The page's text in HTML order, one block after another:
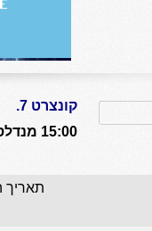
קונצרט 7.
15:00 מנדלסון ברהמס דבוז’אק סיבליוס
תאריך